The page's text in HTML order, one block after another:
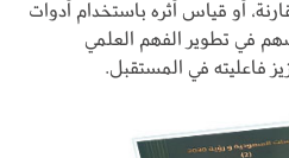
أو قياس أثره باستخدام أدوات
في تطوير الفهم العلمي
فاعليته في المستقبل.